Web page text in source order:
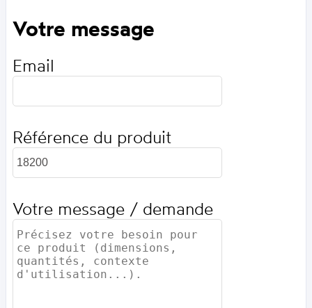
Votre message
Email
Référence du produit
Votre message / demande